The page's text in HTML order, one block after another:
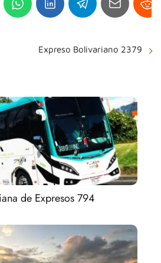
Expreso Bolivariano 2379
de Expresos 794